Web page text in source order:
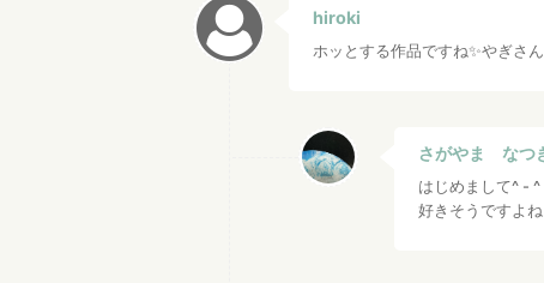
hiroki
ホッとする作品ですね✨やぎさ
さがやま なつ
はじめまして^ - ^
好きそうですよ